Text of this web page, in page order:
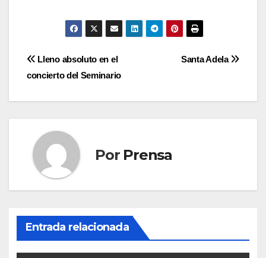
Navegación
Santa Adela
Lleno absoluto en el
concierto del Seminario
Por Prensa
Entrada relacionada